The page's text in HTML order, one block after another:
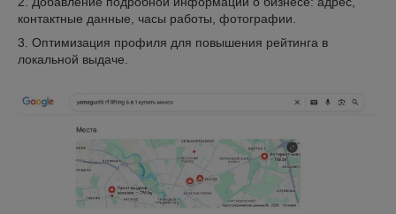
контактные данные, часы работы, фотографии.
3. Оптимизация профиля для повышения рейтинга в
локальной выдаче.